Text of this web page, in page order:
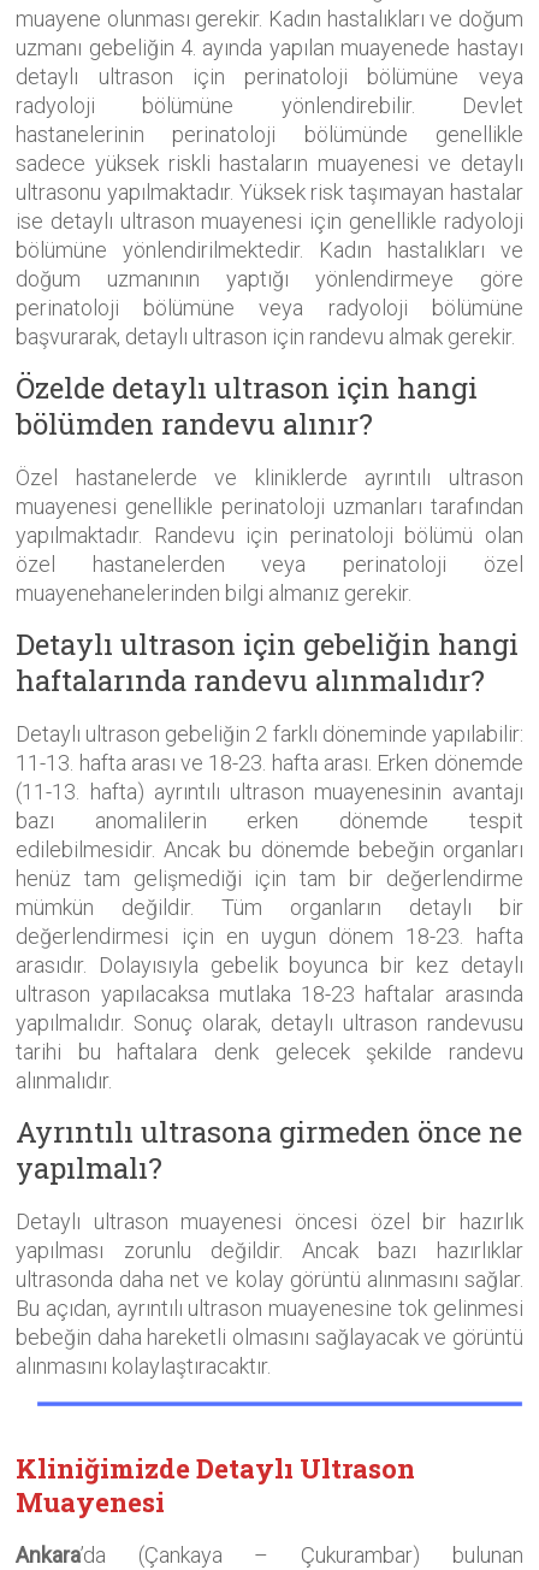
muayene olunması gerekir. Kadın hastalıkları ve doğum
uzmanı gebeliğin 4. ayında yapılan muayenede hastayı
detaylı ultrason için perinatoloji bölümüne veya
radyoloji bölümüne yönlendirebilir. Devlet
hastanelerinin perinatoloji bölümünde genellikle
sadece yüksek riskli hastaların muayenesi ve detaylı
ultrasonu yapılmaktadır. Yüksek risk taşımayan hastalar
ise detaylı ultrason muayenesi için genellikle radyoloji
bölümüne yönlendirilmektedir. Kadın hastalıkları ve
doğum uzmanının yaptığı yönlendirmeye göre
perinatoloji bölümüne veya radyoloji bölümüne
başvurarak, detaylı ultrason için randevu almak gerekir.
Özelde detaylı ultrason için hangi
bölümden randevu alınır?
Özel hastanelerde ve kliniklerde ayrıntılı ultrason
muayenesi genellikle perinatoloji uzmanları tarafından
yapılmaktadır. Randevu için perinatoloji bölümü olan
özel hastanelerden veya perinatoloji özel
muayenehanelerinden bilgi almanız gerekir.
Detaylı ultrason için gebeliğin hangi
haftalarında randevu alınmalıdır?
Detaylı ultrason gebeliğin 2 farklı döneminde yapılabilir:
11-13. hafta arası ve 18-23. hafta arası. Erken dönemde
(11-13. hafta) ayrıntılı ultrason muayenesinin avantajı
bazı anomalilerin erken dönemde tespit
edilebilmesidir. Ancak bu dönemde bebeğin organları
henüz tam gelişmediği için tam bir değerlendirme
mümkün değildir. Tüm organların detaylı bir
değerlendirmesi için en uygun dönem 18-23. hafta
arasıdır. Dolayısıyla gebelik boyunca bir kez detaylı
ultrason yapılacaksa mutlaka 18-23 haftalar arasında
yapılmalıdır. Sonuç olarak, detaylı ultrason randevusu
tarihi bu haftalara denk gelecek şekilde randevu
alınmalıdır.
Ayrıntılı ultrasona girmeden önce ne
yapılmalı?
Detaylı ultrason muayenesi öncesi özel bir hazırlık
yapılması zorunlu değildir. Ancak bazı hazırlıklar
ultrasonda daha net ve kolay görüntü alınmasını sağlar.
Bu açıdan, ayrıntılı ultrason muayenesine tok gelinmesi
bebeğin daha hareketli olmasını sağlayacak ve görüntü
alınmasını kolaylaştıracaktır.
Kliniğimizde Detaylı Ultrason
Muayenesi
Ankara’da (Çankaya – Çukurambar) bulunan